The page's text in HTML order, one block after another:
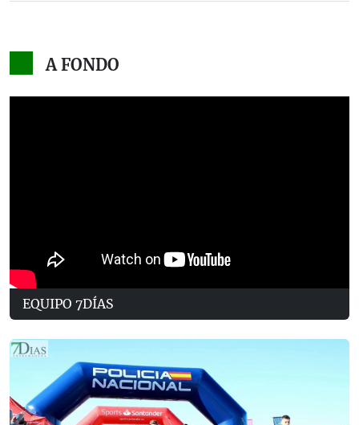
A FONDO
EQUIPO 7DÍAS